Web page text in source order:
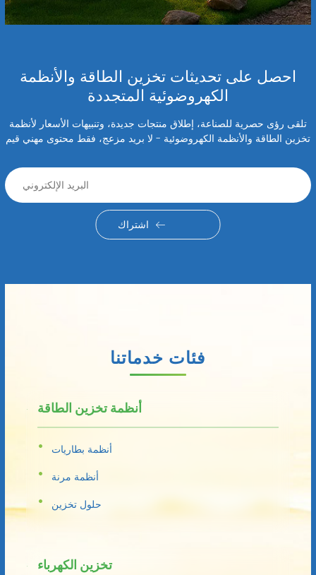
احصل على تحديثات تخزين الطاقة والأنظمة
الكهروضوئية المتجددة
تلقى رؤى حصرية للصناعة، إطلاق منتجات جديدة، وتنبيهات الأسعار لأنظمة
تخزين الطاقة والأنظمة الكهروضوئية - لا بريد مزعج، فقط محتوى مهني قيم
اشتراك
فئات خدماتنا
أنظمة تخزين الطاقة
أنظمة بطاريات
أنظمة مرنة
حلول تخزين
تخزين الكهرباء